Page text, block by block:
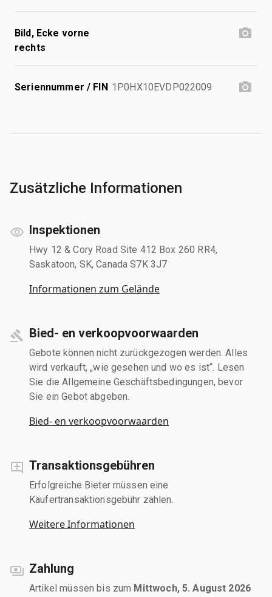
Bild, Ecke vorne
rechts
Seriennummer / FIN 1P0HX10EVDP022009
Zusätzliche Informationen
Inspektionen
Hwy 12 & Cory Road Site 412 Box 260 RR4,
Saskatoon, SK, Canada S7K 3J7
Informationen zum Gelände
Bied- en verkoopvoorwaarden
Gebote können nicht zurückgezogen werden. Alles
wird verkauft, „wie gesehen und wo es ist“. Lesen
Sie die Allgemeine Geschäftsbedingungen, bevor
Sie ein Gebot abgeben.
Bied- en verkoopvoorwaarden
Transaktionsgebühren
Erfolgreiche Bieter müssen eine
Käufertransaktionsgebühr zahlen.
Weitere Informationen
Zahlung
Artikel müssen bis zum Mittwoch, 5. August 2026